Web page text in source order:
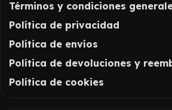
Términos y condiciones
Política de privacidad
Política de envíos
Política de devoluciones y
Política de cookies